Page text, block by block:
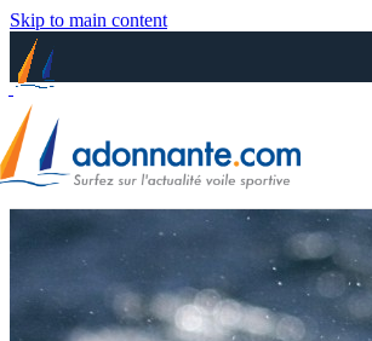
Skip to main content